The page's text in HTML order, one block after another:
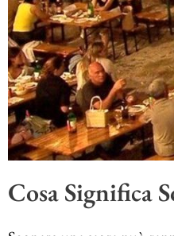
Cosa Significa